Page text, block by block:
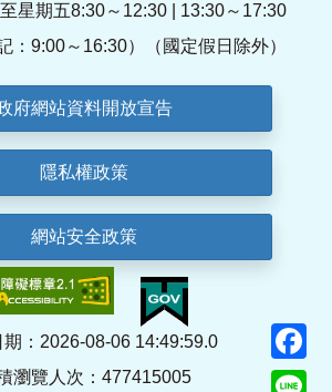
星期五8:30～12:30 | 13:30～17:30
：9:00～16:30）（國定假日除外）
府網站資料開放宣告
隱私權政策
網站安全政策
期：2026-08-06 14:49:59.0
瀏覽人次：477415005